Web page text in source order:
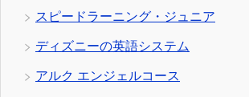
スピードラーニング・ジュニア
ディズニーの英語システム
アルク エンジェルコース